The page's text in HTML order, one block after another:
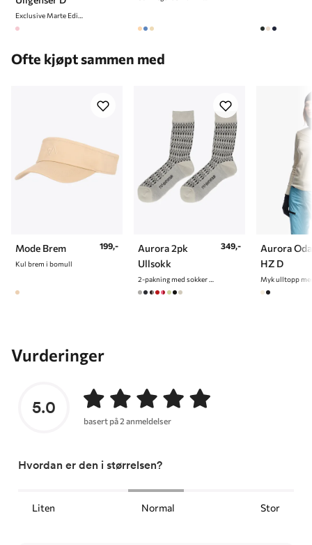
Exclusive Marte Edition
Ofte kjøpt sammen med
Mode Brem
Kul brem i bomull
199,-
Aurora 2pk
Ullsokk
2-pakning med sokker i ullblanding
349,-
Aurora
HZ D
Vurderinger
5.0
basert på 2 anmeldelser
Hvordan er den i størrelsen?
Liten Normal Stor